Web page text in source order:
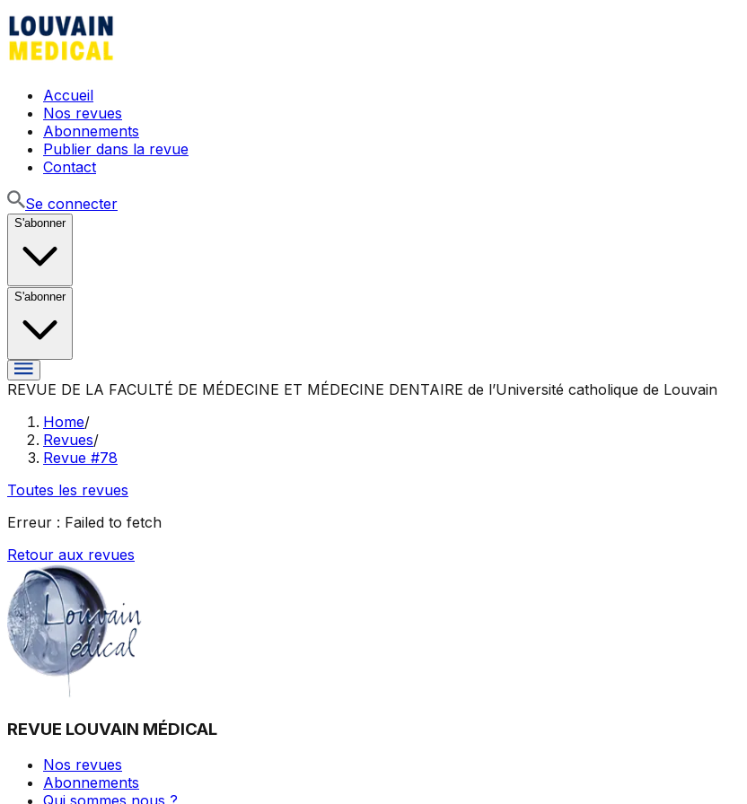
Accueil
Nos revues
Abonnements
Publier dans la revue
Contact
Se connecter
S'abonner
S'abonner
REVUE DE LA FACULTÉ DE MÉDECINE ET MÉDECINE DENTAIRE de l’Université catholique de Louvain
Home/
Revues/
Revue #78
Toutes les revues
Erreur : Failed to fetch
Retour aux revues
REVUE LOUVAIN MÉDICAL
Nos revues
Abonnements